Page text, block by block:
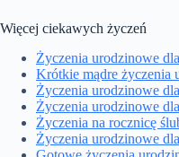
Więcej ciekawych życzeń
Życzenia urodzinowe
Krótkie mądre życzenia
Życzenia urodzinowe
Życzenia urodzinowe
Życzenia na rocznicę
Życzenia urodzinowe